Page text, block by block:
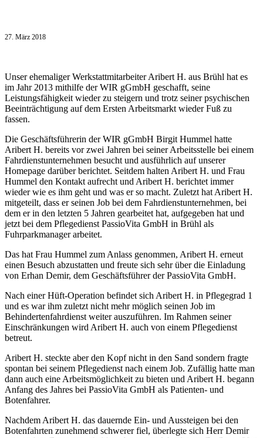
27. März 2018
Unser ehemaliger Werkstattmitarbeiter Aribert H. aus Brühl hat es
im Jahr 2013 mithilfe der WIR gGmbH geschafft, seine
Leistungsfähigkeit wieder zu steigern und trotz seiner psychischen
Beeinträchtigung auf dem Ersten Arbeitsmarkt wieder Fuß zu
fassen.
Die Geschäftsführerin der WIR gGmbH Birgit Hummel hatte
Aribert H. bereits vor zwei Jahren bei seiner Arbeitsstelle bei einem
Fahrdienstunternehmen besucht und ausführlich auf unserer
Homepage darüber berichtet. Seitdem halten Aribert H. und Frau
Hummel den Kontakt aufrecht und Aribert H. berichtet immer
wieder wie es ihm geht und was er so macht. Zuletzt hat Aribert H.
mitgeteilt, dass er seinen Job bei dem Fahrdienstunternehmen, bei
dem er in den letzten 5 Jahren gearbeitet hat, aufgegeben hat und
jetzt bei dem Pflegedienst PassioVita GmbH in Brühl als
Fuhrparkmanager arbeitet.
Das hat Frau Hummel zum Anlass genommen, Aribert H. erneut
einen Besuch abzustatten und freute sich sehr über die Einladung
von Erhan Demir, dem Geschäftsführer der PassioVita GmbH.
Nach einer Hüft-Operation befindet sich Aribert H. in Pflegegrad 1
und es war ihm zuletzt nicht mehr möglich seinen Job im
Behindertenfahrdienst weiter auszuführen. Im Rahmen seiner
Einschränkungen wird Aribert H. auch von einem Pflegedienst
betreut.
Aribert H. steckte aber den Kopf nicht in den Sand sondern fragte
spontan bei seinem Pflegedienst nach einem Job. Zufällig hatte man
dann auch eine Arbeitsmöglichkeit zu bieten und Aribert H. begann
Anfang des Jahres bei PassioVita GmbH als Patienten- und
Botenfahrer.
Nachdem Aribert H. das dauernde Ein- und Aussteigen bei den
Botenfahrten zunehmend schwerer fiel, überlegte sich Herr Demir